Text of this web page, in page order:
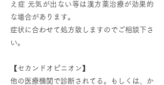
え症 元気が出ない等は漢方薬治療が効果的
な場合があります。
症状に合わせて処方致しますのでご相談下さ
い。
【セカンドオピニオン】
他の医療機関で診断されてる。もしくは、か